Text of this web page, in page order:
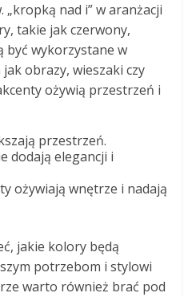
„kropką nad i” w aranżacji
takie jak czerwony,
być wykorzystane w
obrazy, wieszaki czy
ożywią przestrzeń i
przestrzeń.
dodają elegancji i
ożywiają wnętrze i nadają
jakie kolory będą
potrzebom i stylowi
warto również brać pod